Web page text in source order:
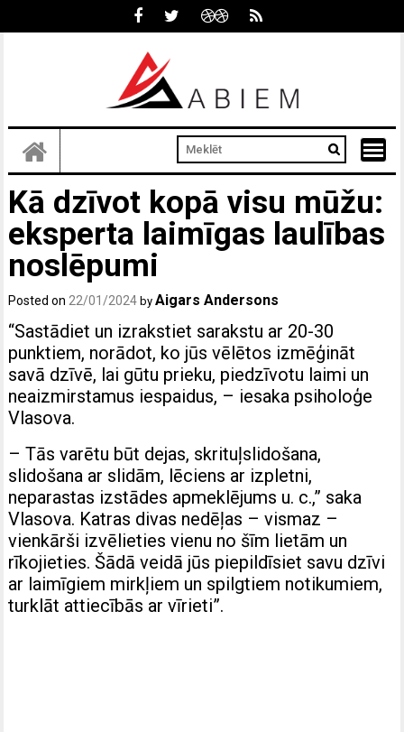
Kā dzīvot kopā visu mūžu:
eksperta laimīgas laulības
noslēpumi
Posted on22/01/2024 byAigars Andersons
“Sastādiet un izrakstiet sarakstu ar 20-30
punktiem, norādot, ko jūs vēlētos izmēģināt
savā dzīvē, lai gūtu prieku, piedzīvotu laimi un
neaizmirstamus iespaidus, – iesaka psiholoģe
Vlasova.
– Tās varētu būt dejas, skrituļslidošana,
slidošana ar slidām, lēciens ar izpletni,
neparastas izstādes apmeklējums u. c.,” saka
Vlasova. Katras divas nedēļas – vismaz –
vienkārši izvēlieties vienu no šīm lietām un
rīkojieties. Šādā veidā jūs piepildīsiet savu dzīvi
ar laimīgiem mirkļiem un spilgtiem notikumiem,
turklāt attiecībās ar vīrieti”.